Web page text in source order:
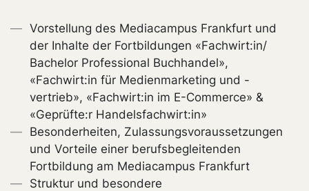
Vorstellung des Mediacampus Frankfurt und
der Inhalte der Fortbildungen «Fachwirt:in/
Bachelor Professional Buchhandel»,
«Fachwirt:in für Medienmarketing und -
vertrieb», «Fachwirt:in im E-Commerce» &
«Geprüfte:r Handelsfachwirt:in»
Besonderheiten, Zulassungsvoraussetzungen
und Vorteile einer berufsbegleitenden
Fortbildung am Mediacampus Frankfurt
Struktur und besondere